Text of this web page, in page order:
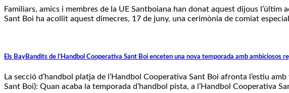
Familiars, amics i membres de la UE Santboiana han donat aquest dijous
Sant Boi ha acollit aquest dimecres, 17 de juny, una cerimònia de comiat
Els BayBandits de l’Handbol Cooperativa Sant Boi enceten una nova temporada amb ambiciosos
La secció d’handbol platja de l’Handbol Cooperativa Sant Boi afronta l’estiu
Sant Boi): Quan acaba la temporada d’handbol pista, a l’Handbol Cooperativa